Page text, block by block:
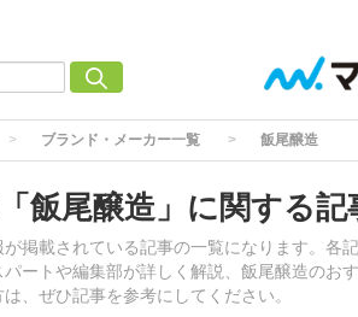
ブランド・メーカー一覧 飯尾醸造
飯尾醸造」に関する記
掲載されている記事の一覧になります。各
ートや編集部が詳しく解説、飯尾醸造のお
、ぜひ記事を参考にしてください。